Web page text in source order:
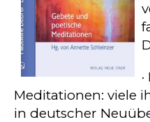
Meditationen: viele
in deutscher